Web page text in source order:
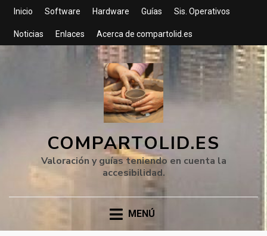
Inicio Software Hardware Guías Sis. Operativos
Noticias Enlaces Acerca de compartolid.es
COMPARTOLID.ES
Valoración y guías teniendo en cuenta la
accesibilidad.
MENÚ